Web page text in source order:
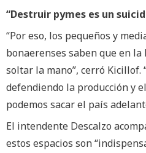
“Destruir pymes es un
“Por eso, los pequeños y
bonaerenses saben que en la
soltar la mano”, cerró Kicillof.
defendiendo la producción y
podemos sacar el país
El intendente Descalzo
estos espacios son